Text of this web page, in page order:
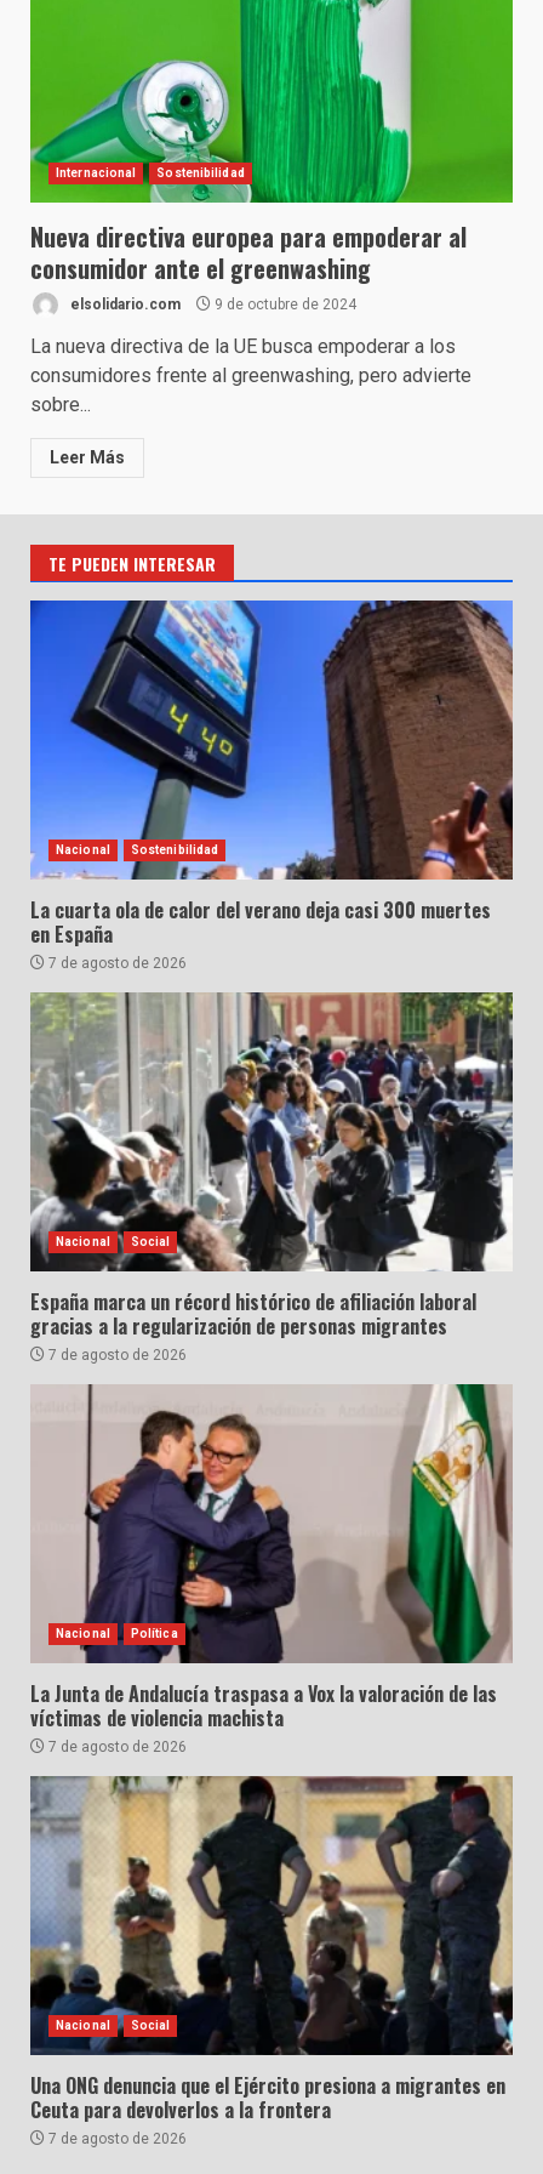
Internacional Sostenibilidad
Nueva directiva europea para empoderar al
consumidor ante el greenwashing
elsolidario.com 9 de octubre de 2024
La nueva directiva de la UE busca empoderar a los
consumidores frente al greenwashing, pero advierte
sobre...
Leer Más
TE PUEDEN INTERESAR
Nacional Sostenibilidad
La cuarta ola de calor del verano deja casi 300 muertes
en España
7 de agosto de 2026
Nacional Social
España marca un récord histórico de afiliación laboral
gracias a la regularización de personas migrantes
7 de agosto de 2026
Nacional Política
La Junta de Andalucía traspasa a Vox la valoración de las
víctimas de violencia machista
7 de agosto de 2026
Nacional Social
Una ONG denuncia que el Ejército presiona a migrantes en
Ceuta para devolverlos a la frontera
7 de agosto de 2026